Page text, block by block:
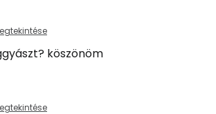
köszönöm